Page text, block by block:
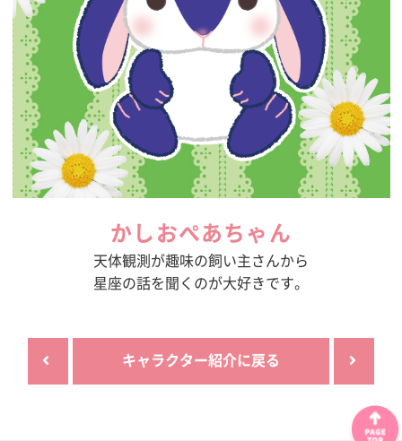
かしおぺあちゃん
天体観測が趣味の飼い主さんから
星座の話を聞くのが大好きです。
キャラクター紹介に戻る